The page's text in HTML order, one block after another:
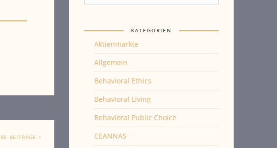
BEITRÄGE >
KATEGORIEN
Aktienmärkte
Allgemein
Behavioral Ethics
Behavioral Living
Behavioral Public Choice
CEANNAS